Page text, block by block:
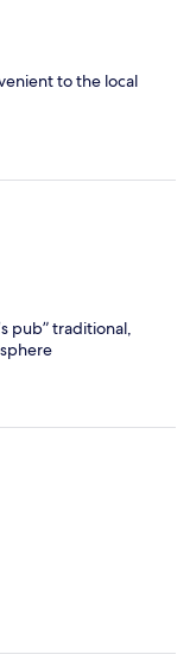
to the local
pub” traditional,